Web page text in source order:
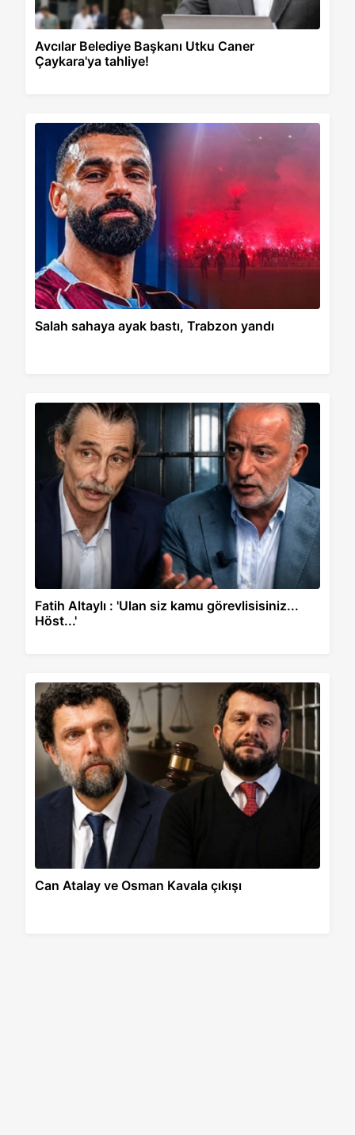
Avcılar Belediye Başkanı Utku Caner
Çaykara'ya tahliye!
Salah sahaya ayak bastı, Trabzon yandı
Fatih Altaylı : 'Ulan siz kamu görevlisisiniz...
Höst...'
Can Atalay ve Osman Kavala çıkışı